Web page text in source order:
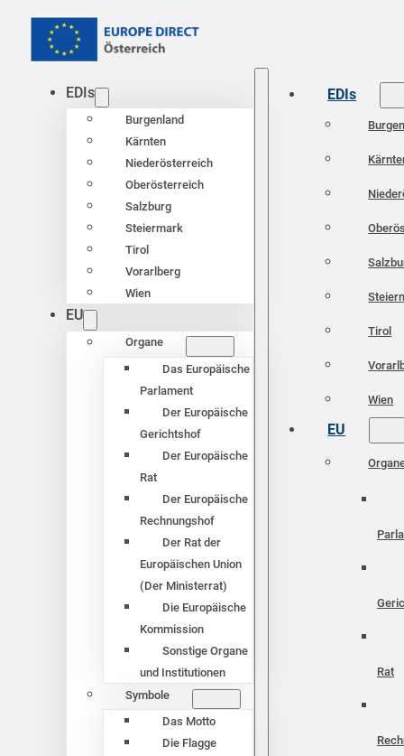
EDIs
Burgenland
Kärnten
Niederösterreich
Oberösterreich
Salzburg
Steiermark
Tirol
Vorarlberg
Wien
EU
Organe
Das Europäische
Parlament
Der Europäische
Gerichtshof
Der Europäische
Rat
Der Europäische
Rechnungshof
Der Rat der
Europäischen Union
(Der Ministerrat)
Die Europäische
Kommission
Sonstige Organe
und Institutionen
Symbole
Das Motto
Die Flagge
EDIs
Tirol
Wien
EU
Rat